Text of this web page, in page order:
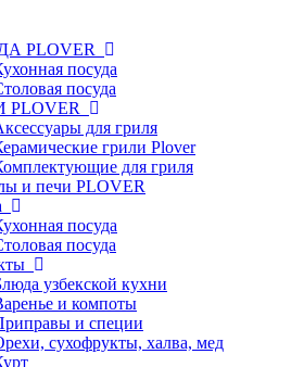
PLOVER
посуда
посуда
PLOVER
для гриля
грили Plover
для гриля
и печи PLOVER
посуда
посуда
узбекской кухни
и компоты
и специи
сухофрукты, халва, мед